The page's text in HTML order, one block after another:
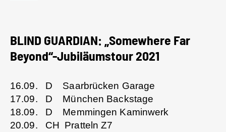
BLIND GUARDIAN: „Somewhere Far
Beyond“-Jubiläumstour 2021
16.09. D Saarbrücken Garage
17.09. D München Backstage
18.09. D Memmingen Kaminwerk
20.09. CH Pratteln Z7